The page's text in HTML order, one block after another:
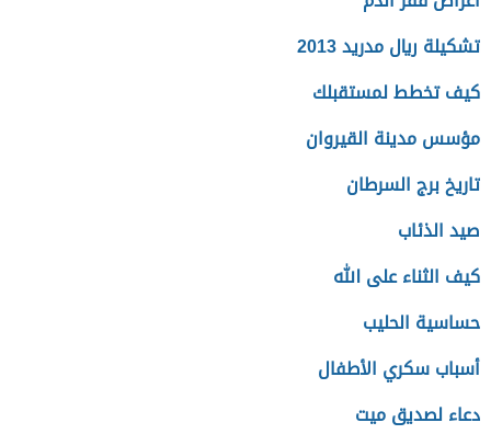
تشكيلة ريال مدريد 2013
كيف تخطط لمستقبلك
مؤسس مدينة القيروان
تاريخ برج السرطان
صيد الذئاب
كيف الثناء على الله
حساسية الحليب
أسباب سكري الأطفال
دعاء لصديق ميت